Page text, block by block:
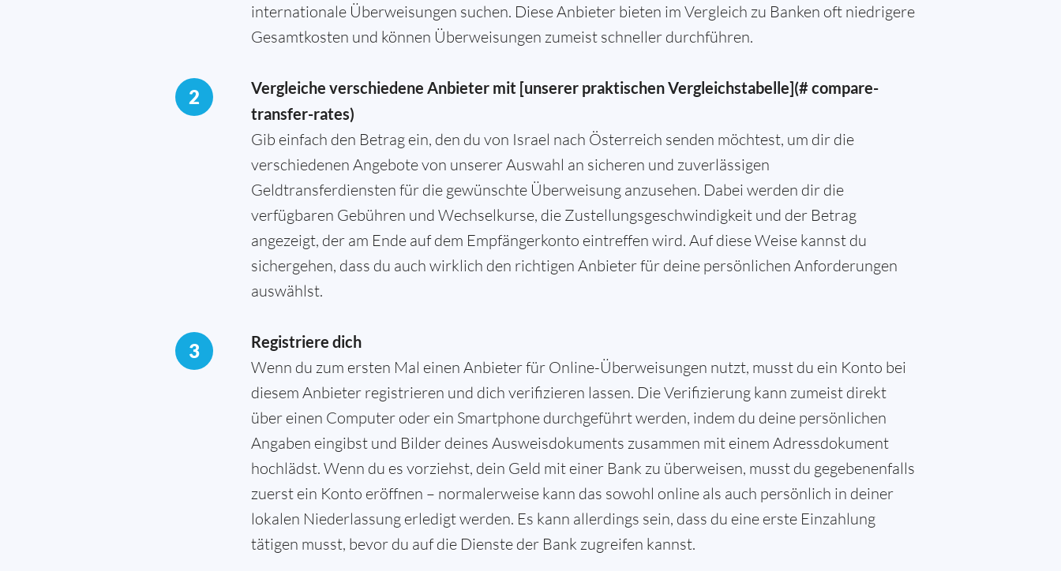
internationale Überweisungen suchen. Diese Anbieter bieten im Vergleich zu Banken oft niedrigere
Gesamtkosten und können Überweisungen zumeist schneller durchführen.
2
Vergleiche verschiedene Anbieter mit [unserer praktischen Vergleichstabelle](# compare-
transfer-rates)
Gib einfach den Betrag ein, den du von Israel nach Österreich senden möchtest, um dir die
verschiedenen Angebote von unserer Auswahl an sicheren und zuverlässigen
Geldtransferdiensten für die gewünschte Überweisung anzusehen. Dabei werden dir die
verfügbaren Gebühren und Wechselkurse, die Zustellungsgeschwindigkeit und der Betrag
angezeigt, der am Ende auf dem Empfängerkonto eintreffen wird. Auf diese Weise kannst du
sichergehen, dass du auch wirklich den richtigen Anbieter für deine persönlichen Anforderungen
auswählst.
3 Registriere dich
Wenn du zum ersten Mal einen Anbieter für Online-Überweisungen nutzt, musst du ein Konto bei
diesem Anbieter registrieren und dich verifizieren lassen. Die Verifizierung kann zumeist direkt
über einen Computer oder ein Smartphone durchgeführt werden, indem du deine persönlichen
Angaben eingibst und Bilder deines Ausweisdokuments zusammen mit einem Adressdokument
hochlädst. Wenn du es vorziehst, dein Geld mit einer Bank zu überweisen, musst du gegebenenfalls
zuerst ein Konto eröffnen – normalerweise kann das sowohl online als auch persönlich in deiner
lokalen Niederlassung erledigt werden. Es kann allerdings sein, dass du eine erste Einzahlung
tätigen musst, bevor du auf die Dienste der Bank zugreifen kannst.